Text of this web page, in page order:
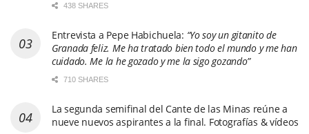
438 SHARES
Entrevista a Pepe Habichuela: “Yo soy un gitanito de
Granada feliz. Me ha tratado bien todo el mundo y me han
cuidado. Me la he gozado y me la sigo gozando”
710 SHARES
La segunda semifinal del Cante de las Minas reúne a
nueve nuevos aspirantes a la final. Fotografías & vídeos